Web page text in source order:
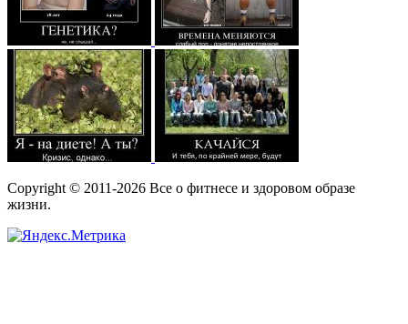
Copyright © 2011-2026 Все о фитнесе и здоровом образе
жизни.